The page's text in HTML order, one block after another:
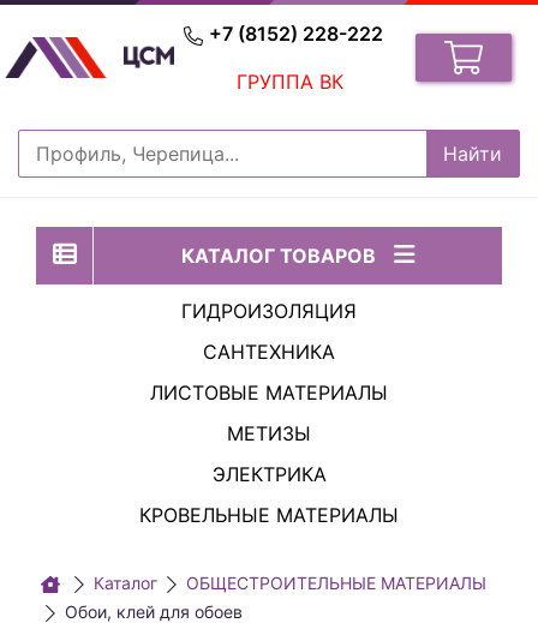
+7 (8152) 228-222
ГРУППА ВК
КАТАЛОГ ТОВАРОВ
ГИДРОИЗОЛЯЦИЯ
САНТЕХНИКА
ЛИСТОВЫЕ МАТЕРИАЛЫ
МЕТИЗЫ
ЭЛЕКТРИКА
КРОВЕЛЬНЫЕ МАТЕРИАЛЫ
Каталог
ОБЩЕСТРОИТЕЛЬНЫЕ МАТЕРИАЛЫ
Обои, клей для обоев